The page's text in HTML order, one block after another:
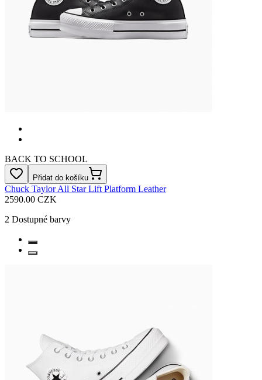
BACK TO SCHOOL
Přidat do košíku
Chuck Taylor All Star Lift Platform Leather
2590.00 CZK
2 Dostupné barvy